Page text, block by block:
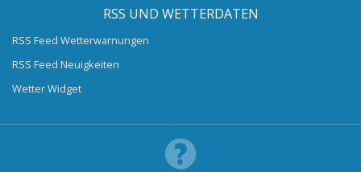
RSS UND WETTERDATEN
RSS Feed Wetterwarnungen
RSS Feed Neuigkeiten
Wetter Widget